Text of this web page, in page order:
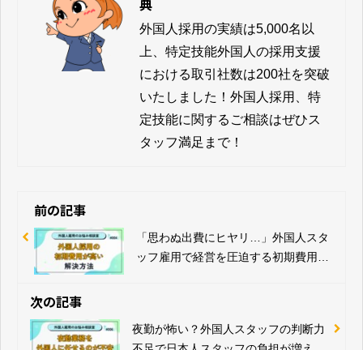
外国人採用の実績は5,000名以
上、特定技能外国人の採用支援
における取引社数は200社を突破
いたしました！外国人採用、特
定技能に関するご相談はぜひス
タッフ満足まで！
前の記事
「思わぬ出費にヒヤリ…」外国人スタ
ッフ雇用で経営を圧迫する初期費用を
次の記事
夜勤が怖い？外国人スタッフの判断力